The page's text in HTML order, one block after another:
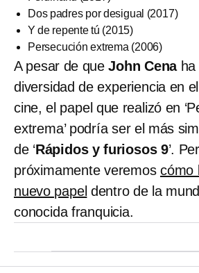
Dos padres por desigual (2017)
Y de repente tú (2015)
Persecución extrema (2006)
A pesar de queJohn Cenaha
diversidad de experiencia en
cine, el papel que realizó en
extrema’ podría ser el más
de ‘Rápidos y furiosos 9’.
próximamente veremoscómo
nuevo papel dentro de la
conocida franquicia.